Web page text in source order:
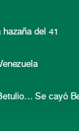
del 41
Se cayó